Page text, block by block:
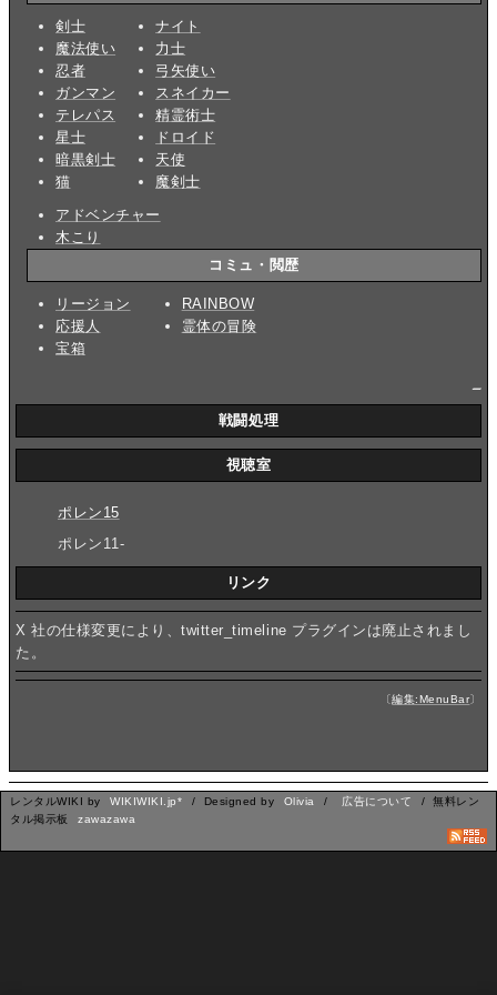
剣士
魔法使い
忍者
ガンマン
テレパス
星士
暗黒剣士
猫
ナイト
力士
弓矢使い
スネイカー
精霊術士
ドロイド
天使
魔剣士
アドベンチャー
木こり
コミュ・閲歴
リージョン
応援人
宝箱
RAINBOW
霊体の冒険
戦闘処理
視聴室
ポレン15
ポレン11-
リンク
X 社の仕様変更により、twitter_timeline プラグインは廃止されまし
た。
〔編集:MenuBar
レンタルWIKI by WIKIWIKI.jp* / Designed by Olivia / 広告について
/ 無料レン
タル掲示板
zawazawa